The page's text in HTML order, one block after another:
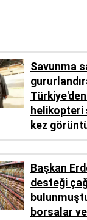
Savunma
helikopteri
kez
Başkan
desteği
borsalar